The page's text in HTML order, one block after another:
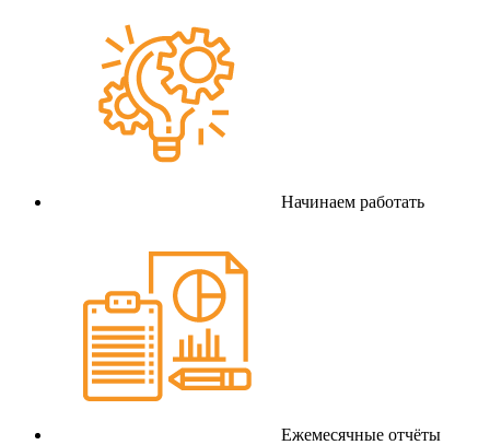
Начинаем работать
Ежемесячные отчёты